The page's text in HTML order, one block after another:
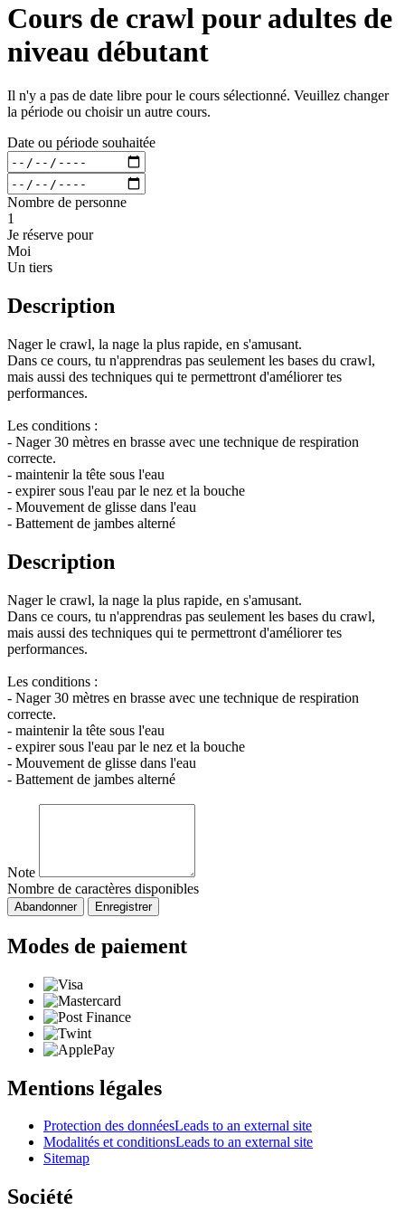
Cours de crawl pour adultes de
niveau débutant
Il n'y a pas de date libre pour le cours sélectionné. Veuillez changer
la période ou choisir un autre cours.
Date ou période souhaitée
Nombre de personne
1
Je réserve pour
Moi
Un tiers
Description
Nager le crawl, la nage la plus rapide, en s'amusant.
Dans ce cours, tu n'apprendras pas seulement les bases du crawl,
mais aussi des techniques qui te permettront d'améliorer tes
performances.
Les conditions :
- Nager 30 mètres en brasse avec une technique de respiration
correcte.
- maintenir la tête sous l'eau
- expirer sous l'eau par le nez et la bouche
- Mouvement de glisse dans l'eau
- Battement de jambes alterné
Description
Nager le crawl, la nage la plus rapide, en s'amusant.
Dans ce cours, tu n'apprendras pas seulement les bases du crawl,
mais aussi des techniques qui te permettront d'améliorer tes
performances.
Les conditions :
- Nager 30 mètres en brasse avec une technique de respiration
correcte.
- maintenir la tête sous l'eau
- expirer sous l'eau par le nez et la bouche
- Mouvement de glisse dans l'eau
- Battement de jambes alterné
Note
Nombre de caractères disponibles
Abandonner Enregistrer
Modes de paiement
Mentions légales
Protection des donnéesLeads to an external site
Modalités et conditionsLeads to an external site
Sitemap
Société